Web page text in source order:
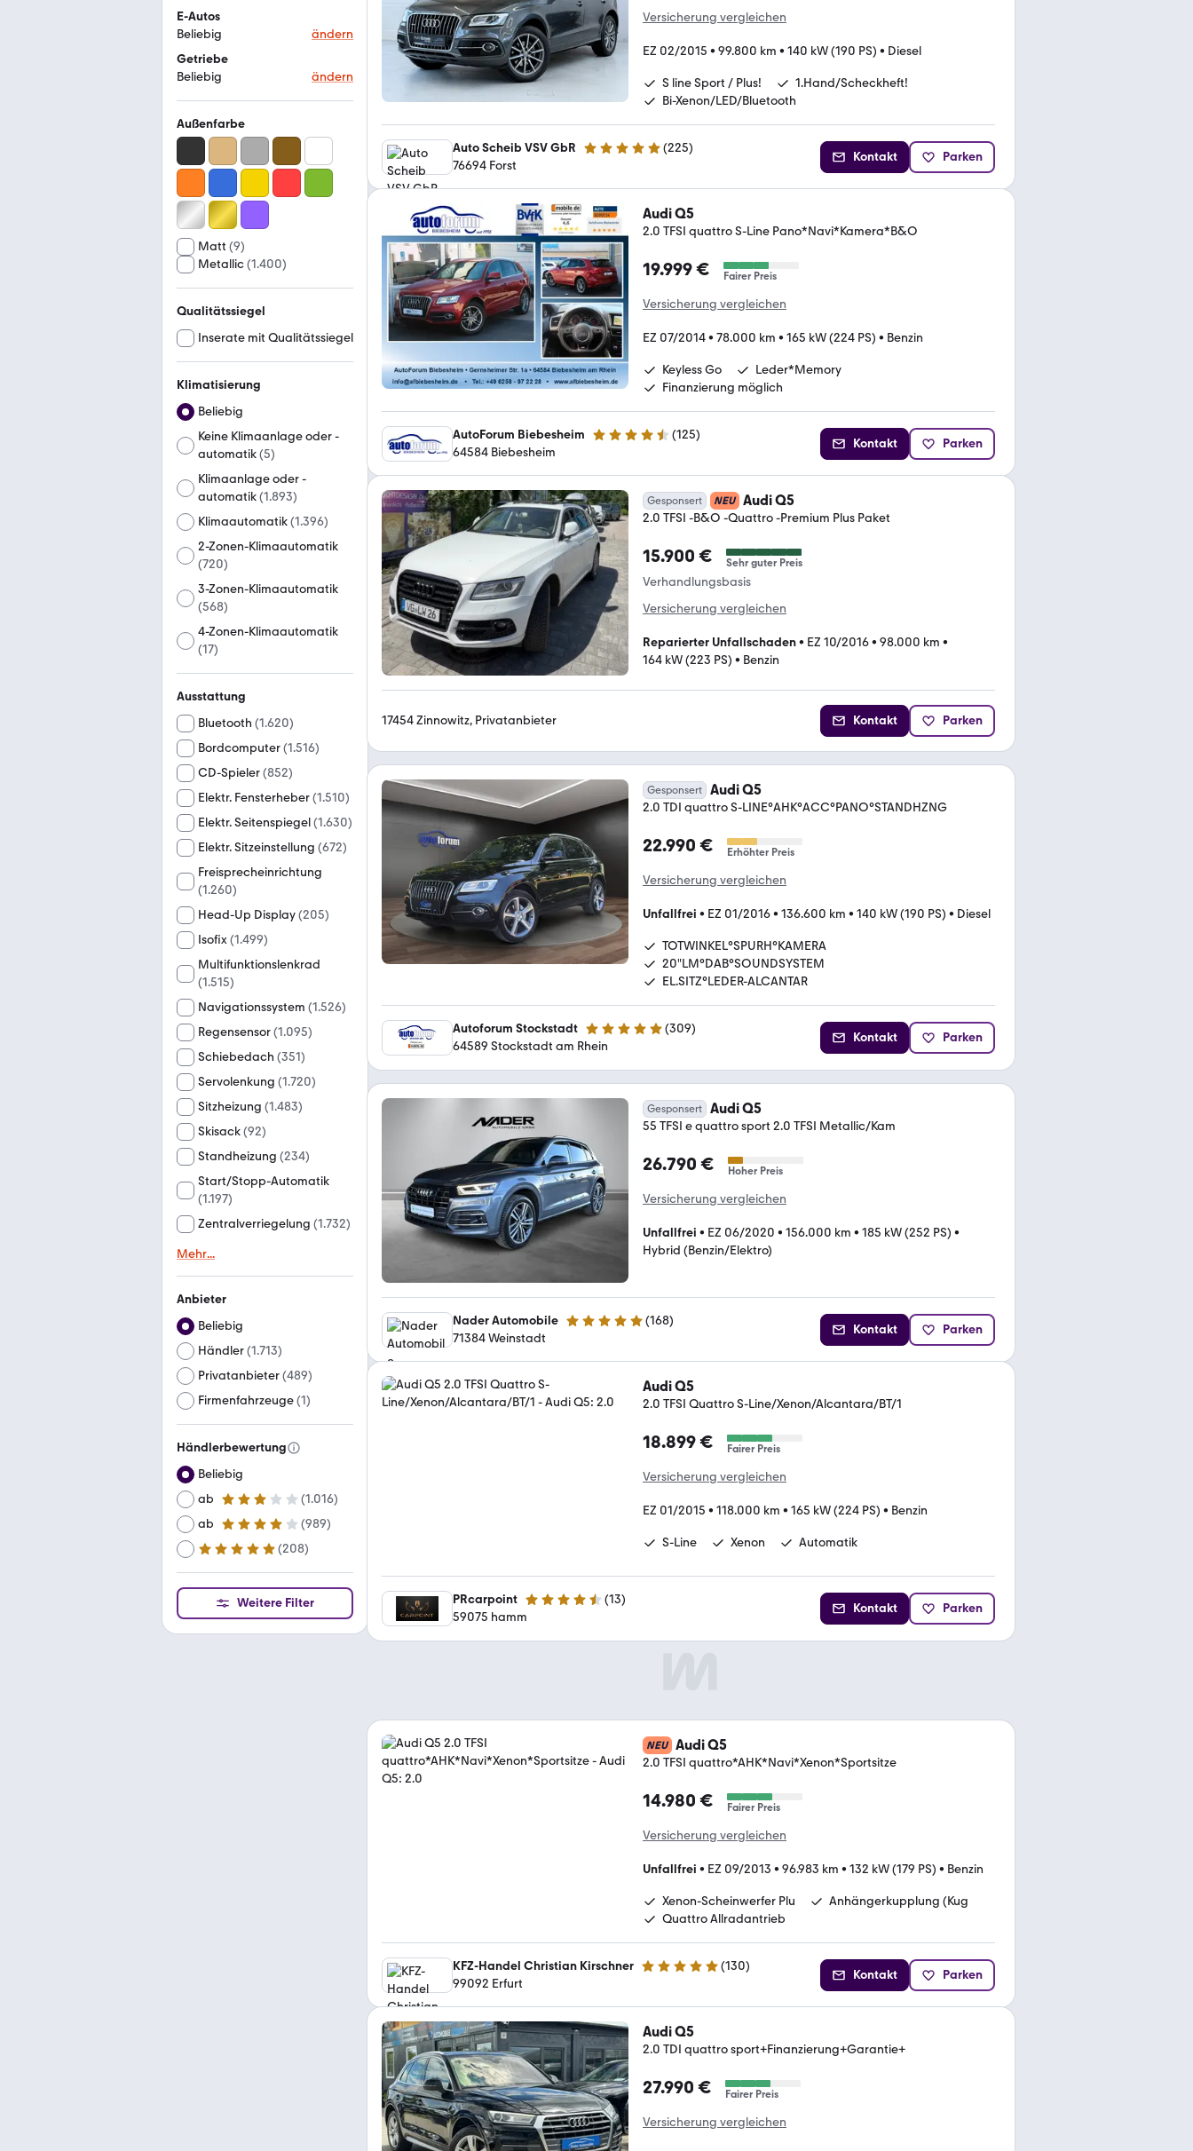
E-Autos
Beliebig
ändern
Getriebe
Beliebig
ändern
Außenfarbe
Matt (9)
Metallic(1.400)
Qualitätssiegel
Inserate mit Qualitätssiegel
Klimatisierung
Beliebig
Keine Klimaanlage oder -
automatik(5)
Klimaanlage oder -
automatik(1.893)
Klimaautomatik(1.396)
2-Zonen-Klimaautomatik
(720)
3-Zonen-Klimaautomatik
(568)
4-Zonen-Klimaautomatik
(17)
Ausstattung
Bluetooth (1.620)
Bordcomputer(1.516)
CD-Spieler(852)
Elektr. Fensterheber(1.510)
Elektr. Seitenspiegel(1.630)
Elektr. Sitzeinstellung (672)
Freisprecheinrichtung
(1.260)
Head-Up Display(205)
Isofix(1.499)
Multifunktionslenkrad
(1.515)
Navigationssystem (1.526)
Regensensor(1.095)
Schiebedach (351)
Servolenkung (1.720)
Sitzheizung (1.483)
Skisack(92)
Standheizung (234)
Start/Stopp-Automatik
(1.197)
Zentralverriegelung (1.732)
Mehr...
Anbieter
Beliebig
Händler(1.713)
Privatanbieter(489)
Firmenfahrzeuge(1)
Händlerbewertung
Beliebig
ab
3 Sterne (1.016)
ab
4 Sterne (989)
ab
5 Sterne (208)
Weitere Filter
Versicherung vergleichen
EZ 02/2015 • 99.800 km • 140 kW (190 PS) • Diesel
S line Sport / Plus!
1.Hand/Scheckheft!
Bi-Xenon/LED/Bluetooth
Auto Scheib VSV GbR 5 Sterne (225)
76694 Forst
Kontakt Parken
Audi Q5
2.0 TFSI quattro S-Line Pano*Navi*Kamera*B&O
19.999 € Fairer Preis
Versicherung vergleichen
EZ 07/2014• 78.000 km • 165 kW (224 PS) • Benzin
Keyless Go
Leder*Memory
Finanzierung möglich
AutoForum Biebesheim 4.4 Sterne (125)
64584 Biebesheim
Kontakt Parken
Gesponsert NEU Audi Q5
2.0 TFSI -B&O -Quattro -Premium Plus Paket
15.900 € Sehr guter Preis
Verhandlungsbasis
Versicherung vergleichen
Reparierter Unfallschaden• EZ 10/2016• 98.000 km •
164 kW (223 PS) • Benzin
17454 Zinnowitz, Privatanbieter Kontakt Parken
Gesponsert Audi Q5
2.0 TDI quattro S-LINE°AHK°ACC°PANO°STANDHZNG
22.990 € Erhöhter Preis
Versicherung vergleichen
Unfallfrei • EZ 01/2016• 136.600 km • 140 kW (190 PS) • Diesel
TOTWINKEL°SPURH°KAMERA
20"LM°DAB°SOUNDSYSTEM
EL.SITZ°LEDER-ALCANTAR
Autoforum Stockstadt 4.8 Sterne (309)
64589 Stockstadt am Rhein
Kontakt Parken
Gesponsert Audi Q5
55 TFSI e quattro sport 2.0 TFSI Metallic/Kam
26.790 € Hoher Preis
Versicherung vergleichen
Unfallfrei • EZ 06/2020 • 156.000 km • 185 kW (252 PS) •
Hybrid (Benzin/Elektro)
Nader Automobile 5 Sterne (168)
71384 Weinstadt
Kontakt Parken
Audi Q5
2.0 TFSI Quattro S-Line/Xenon/Alcantara/BT/1
18.899 € Fairer Preis
Versicherung vergleichen
EZ 01/2015 • 118.000 km • 165 kW (224 PS) • Benzin
S-Line Xenon Automatik
PRcarpoint 4.5 Sterne (13)
59075 hamm
Kontakt Parken
NEU Audi Q5
2.0 TFSI quattro*AHK*Navi*Xenon*Sportsitze
14.980 € Fairer Preis
Versicherung vergleichen
Unfallfrei • EZ 09/2013 • 96.983 km • 132 kW (179 PS) • Benzin
Xenon-Scheinwerfer Plu
Anhängerkupplung (Kug
Quattro Allradantrieb
KFZ-Handel Christian Kirschner 5 Sterne (130)
99092 Erfurt
Kontakt Parken
Audi Q5
2.0 TDI quattro sport+Finanzierung+Garantie+
27.990 € Fairer Preis
Versicherung vergleichen